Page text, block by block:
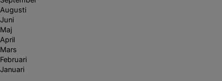
Augusti
Juni
Maj
April
Mars
Februari
Januari